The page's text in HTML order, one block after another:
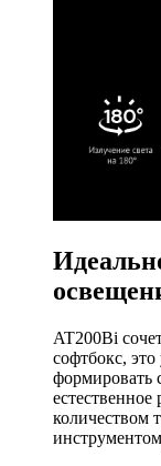
AT200Bi
софтбокс, это
формировать
количеством